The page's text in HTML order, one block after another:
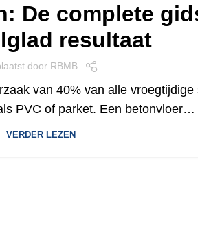
De complete
resultaat
door RBMB
van 40% van alle
PVC of parket. Een betonvloer…
VERDER LEZEN